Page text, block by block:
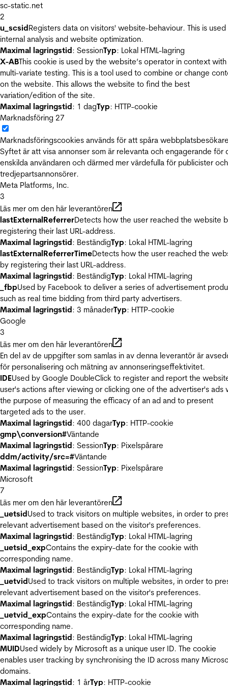
sc-static.net
2
u_scsidRegisters data on visitors' website-behaviour. This is
internal analysis and website optimization.
Maximal lagringstid: SessionTyp: Lokal HTML-lagring
X-ABThis cookie is used by the website’s operator in context with
multi-variate testing. This is a tool used to combine or change
on the website. This allows the website to find the best
variation/edition of the site.
Maximal lagringstid: 1 dagTyp: HTTP-cookie
Marknadsföring 27
Marknadsföringscookies används för att spåra
Syftet är att visa annonser som är relevanta och engagerande för
enskilda användaren och därmed mer värdefulla för publicister och
tredjepartsannonsörer.
Meta Platforms, Inc.
3
Läs mer om den här leverantören
lastExternalReferrerDetects how the user reached the website
registering their last URL-address.
Maximal lagringstid: BeständigTyp: Lokal HTML-lagring
lastExternalReferrerTimeDetects how the user reached the
by registering their last URL-address.
Maximal lagringstid: BeständigTyp: Lokal HTML-lagring
_fbpUsed by Facebook to deliver a series of advertisement
such as real time bidding from third party advertisers.
Maximal lagringstid: 3 månaderTyp: HTTP-cookie
Google
3
Läs mer om den här leverantören
En del av de uppgifter som samlas in av denna leverantör är
för personalisering och mätning av annonseringseffektivitet.
IDEUsed by Google DoubleClick to register and report the
user's actions after viewing or clicking one of the advertiser's ads
the purpose of measuring the efficacy of an ad and to present
targeted ads to the user.
Maximal lagringstid: 400 dagarTyp: HTTP-cookie
gmp\conversion#Väntande
Maximal lagringstid: SessionTyp: Pixelspårare
ddm/activity/src=#Väntande
Maximal lagringstid: SessionTyp: Pixelspårare
Microsoft
7
Läs mer om den här leverantören
_uetsidUsed to track visitors on multiple websites, in order to
relevant advertisement based on the visitor's preferences.
Maximal lagringstid: BeständigTyp: Lokal HTML-lagring
_uetsid_expContains the expiry-date for the cookie with
corresponding name.
Maximal lagringstid: BeständigTyp: Lokal HTML-lagring
_uetvidUsed to track visitors on multiple websites, in order to
relevant advertisement based on the visitor's preferences.
Maximal lagringstid: BeständigTyp: Lokal HTML-lagring
_uetvid_expContains the expiry-date for the cookie with
corresponding name.
Maximal lagringstid: BeständigTyp: Lokal HTML-lagring
MUIDUsed widely by Microsoft as a unique user ID. The cookie
enables user tracking by synchronising the ID across many
domains.
Maximal lagringstid: 1 årTyp: HTTP-cookie